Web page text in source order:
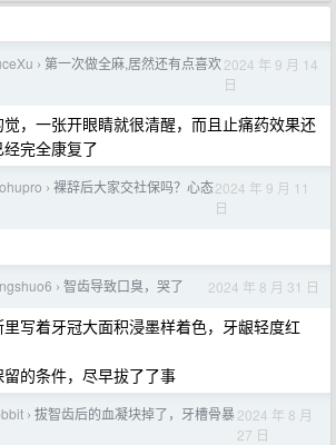
› 第一次做全麻,居然还有点喜欢2024 年 9 月 14
日
，一张开眼睛就很清醒，而且止痛药效果还
完全康复了
› 裸辞后大家交社保吗？心态2024 年 9 月 11
日
› 智齿导致口臭，哭了 2024 年 8 月 31 日
写着牙冠大面积浸墨样着色，牙龈轻度红
的条件，尽早拔了了事
› 拔智齿后的血凝块掉了，牙槽骨暴2024 年 8 月
27 日